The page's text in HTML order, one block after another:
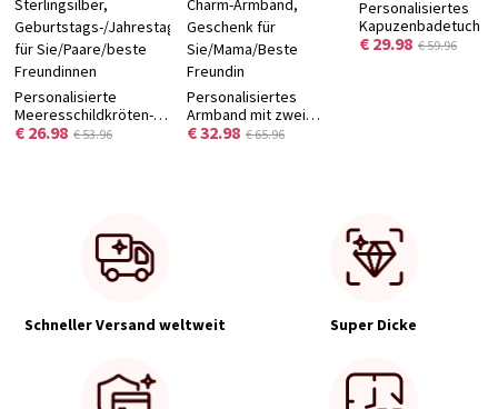
Personalisierte
Meeresschildkröten-
Fußkette mit Namen
Geburtstags-/Jahrestagsgeschenk
für Sie/Paare/beste
€ 26.98 € 53.96
Personalisiertes
Armband mit zwei
Initialen und
€ 32.98 € 65.96
Personalisiertes
Kapuzenbadetuch
niedlicher
€ 29.98 € 59.96
Schneller Versand weltweit Super Dicke